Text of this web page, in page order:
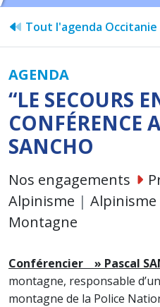
Tout l'agenda Occitanie
AGENDA
“LE SECOURS
CONFÉRENCE
SANCHO
Nos engagements
Alpinisme | Alpinisme
Montagne
Conférencier » Pascal
montagne, responsable
montagne de la Police